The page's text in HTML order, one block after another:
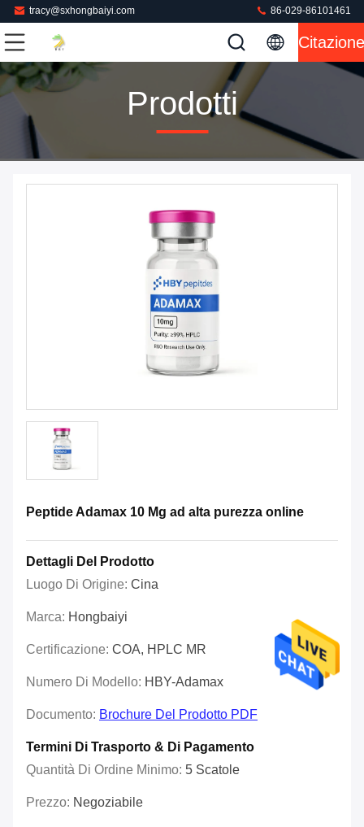
tracy@sxhongbaiyi.com 86-029-86101461
Citazione
Prodotti
Peptide Adamax 10 Mg ad alta purezza online
Dettagli Del Prodotto
Luogo Di Origine: Cina
Marca: Hongbaiyi
Certificazione: COA, HPLC MR
Numero Di Modello: HBY-Adamax
Documento: Brochure Del Prodotto PDF
Termini Di Trasporto & Di Pagamento
Quantità Di Ordine Minimo: 5 Scatole
Prezzo: Negoziabile